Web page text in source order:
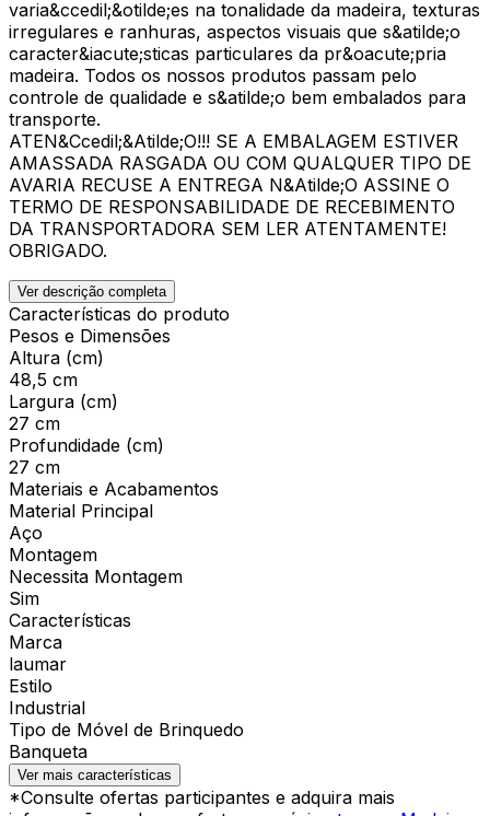
varia&ccedil;&otilde;es na tonalidade da madeira, texturas
irregulares e ranhuras, aspectos visuais que s&atilde;o
caracter&iacute;sticas particulares da pr&oacute;pria
madeira. Todos os nossos produtos passam pelo
controle de qualidade e s&atilde;o bem embalados para
transporte.
ATEN&Ccedil;&Atilde;O!!! SE A EMBALAGEM ESTIVER
AMASSADA RASGADA OU COM QUALQUER TIPO DE
AVARIA RECUSE A ENTREGA N&Atilde;O ASSINE O
TERMO DE RESPONSABILIDADE DE RECEBIMENTO
DA TRANSPORTADORA SEM LER ATENTAMENTE!
OBRIGADO.
Ver descrição completa
Características do produto
Pesos e Dimensões
Altura (cm)
48,5 cm
Largura (cm)
27 cm
Profundidade (cm)
27 cm
Materiais e Acabamentos
Material Principal
Aço
Montagem
Necessita Montagem
Sim
Características
Marca
laumar
Estilo
Industrial
Tipo de Móvel de Brinquedo
Banqueta
Ver mais características
*Consulte ofertas participantes e adquira mais